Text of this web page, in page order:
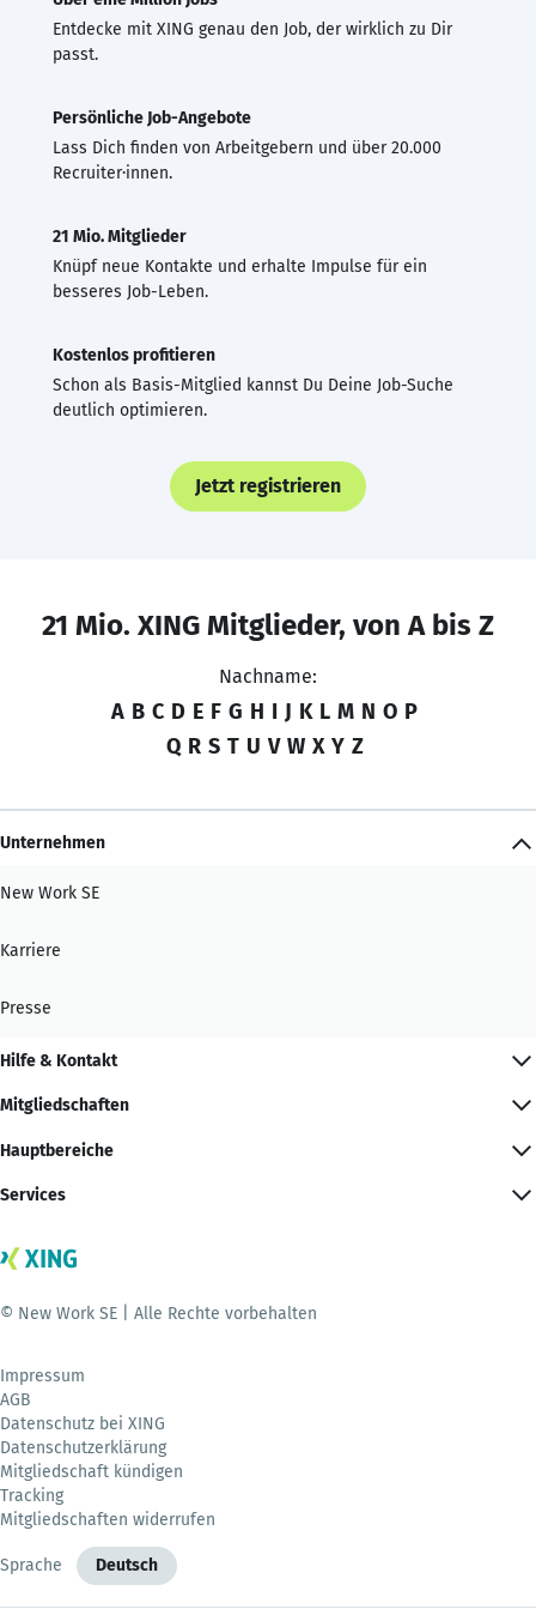
Entdecke mit XING genau den Job, der wirklich zu Dir
passt.
Persönliche Job-Angebote
Lass Dich finden von Arbeitgebern und über 20.000
Recruiter·innen.
21 Mio. Mitglieder
Knüpf neue Kontakte und erhalte Impulse für ein
besseres Job-Leben.
Kostenlos profitieren
Schon als Basis-Mitglied kannst Du Deine Job-Suche
deutlich optimieren.
Jetzt registrieren
21 Mio. XING Mitglieder, von A bis Z
Nachname:
A B C D E F G H I J K L M N O P
Q R S T U V W X Y Z
Unternehmen
New Work SE
Karriere
Presse
Hilfe & Kontakt
Mitgliedschaften
Hauptbereiche
Services
© New Work SE | Alle Rechte vorbehalten
Impressum
AGB
Datenschutz bei XING
Datenschutzerklärung
Mitgliedschaft kündigen
Tracking
Mitgliedschaften widerrufen
Sprache Deutsch